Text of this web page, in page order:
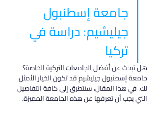
جامعة إسطنبول
جيليشيم: دراسة في
تركيا
هل تبحث عن أفضل الجامعات التركية الخاصة؟
جامعة إسطنبول جيليشيم قد تكون الخيار الأمثل
لك. في هذا المقال، سنتطرق إلى كافة التفاصيل
التي يجب أن تعرفها عن هذه الجامعة المميزة.